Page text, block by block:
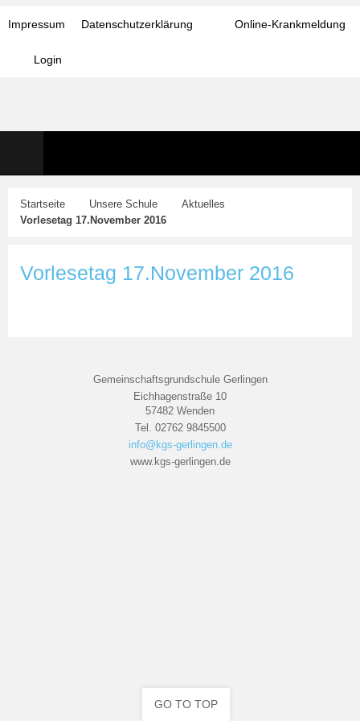
Impressum Datenschutzerklärung Online-Krankmeldung
Login
Startseite Unsere Schule
Aktuelles
Vorlesetag 17.November 2016
Vorlesetag 17.November 2016
Gemeinschaftsgrundschule Gerlingen
Eichhagenstraße 10
57482 Wenden
Tel. 02762 9845500
info@kgs-gerlingen.de
www.kgs-gerlingen.de
GO TO TOP